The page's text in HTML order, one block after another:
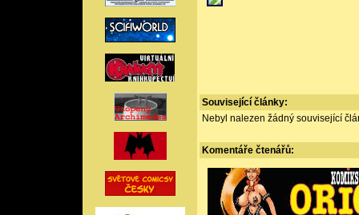
Související články:
Nebyl nalezen žádný související
Komentáře čtenářů: